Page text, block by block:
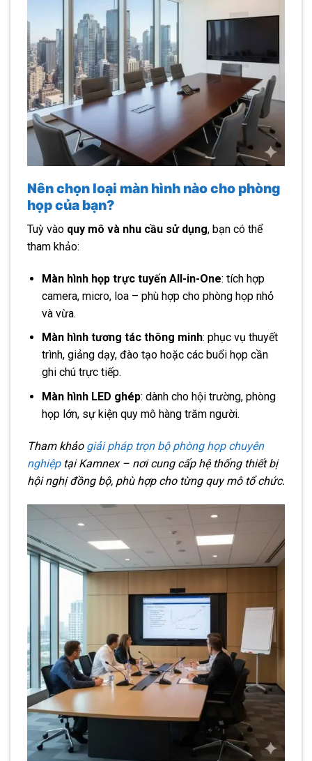
Nên chọn loại màn hình nào cho phòng
họp của bạn?
Tuỳ vào quy mô và nhu cầu sử dụng, bạn có thể
tham khảo:
Màn hình họp trực tuyến All-in-One: tích hợp
camera, micro, loa – phù hợp cho phòng họp nhỏ
và vừa.
Màn hình tương tác thông minh: phục vụ thuyết
trình, giảng dạy, đào tạo hoặc các buổi họp cần
ghi chú trực tiếp.
Màn hình LED ghép: dành cho hội trường, phòng
họp lớn, sự kiện quy mô hàng trăm người.
Tham khảo giải pháp trọn bộ phòng họp chuyên
nghiệptại Kamnex – nơi cung cấp hệ thống thiết bị
hội nghị đồng bộ, phù hợp cho từng quy mô tổ chức.